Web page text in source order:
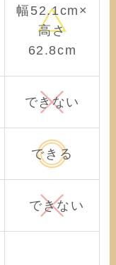
幅52.1cm×
高さ
62.8cm
できない
できる
できない